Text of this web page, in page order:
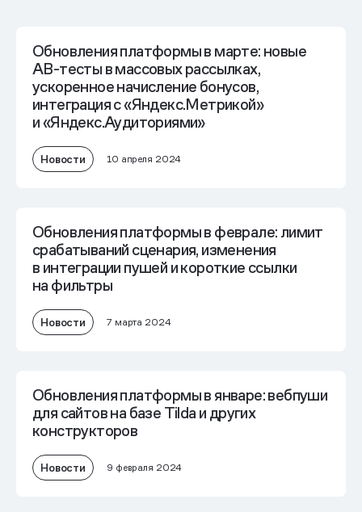
Обновления платформы в марте: новые
AB-тесты в массовых рассылках,
ускоренное начисление бонусов,
интеграция с «Яндекс.Метрикой»
и «Яндекс.Аудиториями»
Новости 10 апреля 2024
Обновления платформы в феврале: лимит
срабатываний сценария, изменения
в интеграции пушей и короткие ссылки
на фильтры
Новости 7 марта 2024
Обновления платформы в январе: вебпуши
для сайтов на базе Tilda и других
конструкторов
Новости 9 февраля 2024